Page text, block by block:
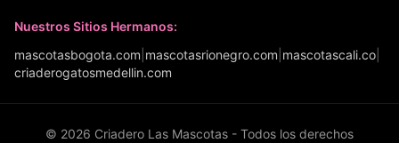
Nuestros Sitios Hermanos:
mascotasbogota.com mascotasrionegro.com mascotascali.co
criaderogatosmedellin.com
© 2026 Criadero Las Mascotas - Todos los derechos